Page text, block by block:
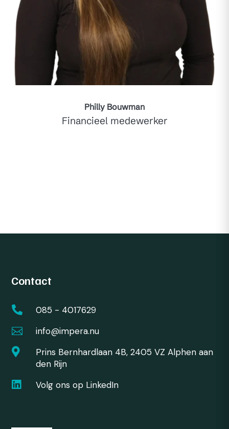
Philly Bouwman
Financieel medewerker
Contact
 085 - 4017629
 info@impera.nu

Prins Bernhardlaan 4B, 2405 VZ Alphen aan
den Rijn
 Volg ons op LinkedIn